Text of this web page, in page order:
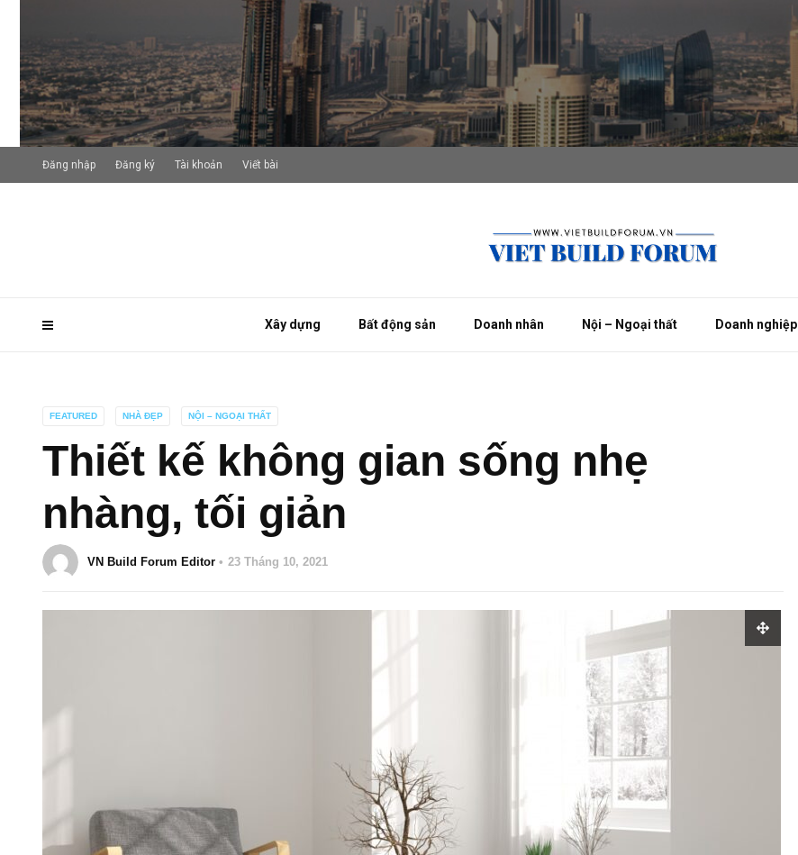
Xây dựng Bất động sản Doanh nhân Nội – Ngoại thất Doanh nghiệp
Đăng nhập Đăng ký Tài khoản Viết bài
FEATURED NHÀ ĐẸP NỘI – NGOẠI THẤT
Thiết kế không gian sống nhẹ
nhàng, tối giản
VN Build Forum Editor 23 Tháng 10, 2021